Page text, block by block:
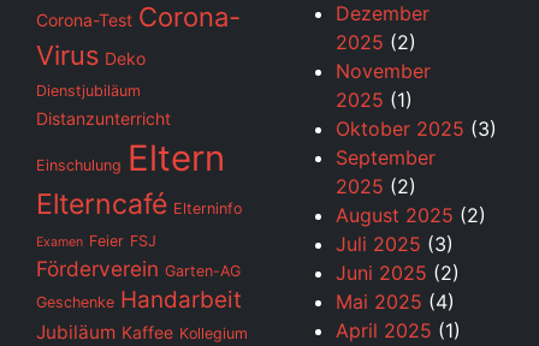
Corona-Test Corona-
Virus Deko
Dienstjubiläum
Distanzunterricht
Einschulung Eltern
Elterncafé Elterninfo
Examen Feier FSJ
Förderverein Garten-AG
Geschenke Handarbeit
Jubiläum Kaffee Kollegium
Dezember
2025 (2)
November
2025 (1)
Oktober 2025 (3)
September
2025 (2)
August 2025 (2)
Juli 2025 (3)
Juni 2025 (2)
Mai 2025 (4)
April 2025 (1)